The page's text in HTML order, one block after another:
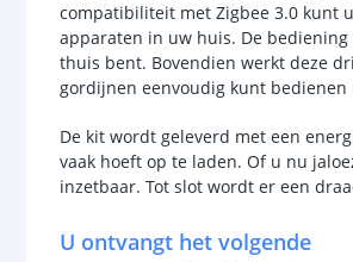
compatibiliteit met Zigbee 3.0 kunt
apparaten in uw huis. De
thuis bent. Bovendien werkt deze
gordijnen eenvoudig kunt
De kit wordt geleverd met een
vaak hoeft op te laden. Of u nu
inzetbaar. Tot slot wordt er een
U ontvangt het volgende